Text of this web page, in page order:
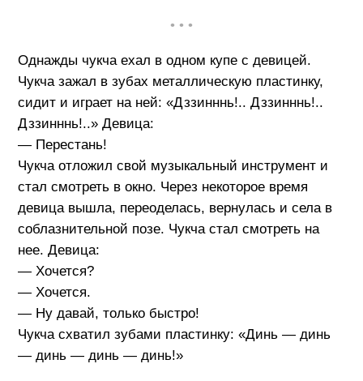
• • •
Однажды чукча ехал в одном купе с девицей.
Чукча зажал в зубах металлическую пластинку,
сидит и играет на ней: «Дззинннь!.. Дззинннь!..
Дззинннь!..» Девица:
— Перестань!
Чукча отложил свой музыкальный инструмент и
стал смотреть в окно. Через некоторое время
девица вышла, переоделась, вернулась и села в
соблазнительной позе. Чукча стал смотреть на
нее. Девица:
— Хочется?
— Хочется.
— Ну давай, только быстро!
Чукча схватил зубами пластинку: «Динь — динь
— динь — динь — динь!»